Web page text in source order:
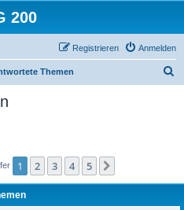
200
Anmelden
Registrieren
Themen
1 2 3 4 5